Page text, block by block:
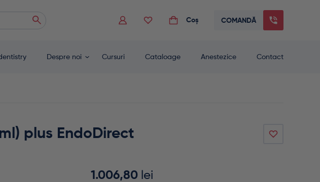
down arrows to review and enter to go to the desired page. Touch device users, explore by touch or with
Coș COMANDĂ
Despre noi Cursuri Cataloage Anestezice Contact
plus EndoDirect
1.006,80 lei